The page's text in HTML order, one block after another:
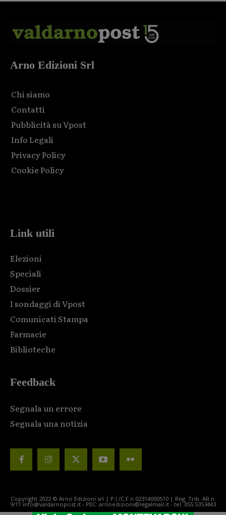
Arno Edizioni Srl
Chi siamo
Contatti
Pubblicità su Vpost
Info Legali
Privacy Policy
Cookie Policy
Link utili
Elezioni
Speciali
Dossier
I sondaggi di Vpost
Comunicati Stampa
Farmacie
Biblioteche
Feedback
Segnala un errore
Segnala una notizia
Copyright 2022 © Arno Edizioni srl | P.I./C.F n.02314000510 | Reg. Trib. AR n.
9/11 info@valdarnopost.it - PEC: arnoedizioni@legalmail.it - tel. 055.5353443